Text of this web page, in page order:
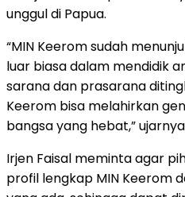
unggul di Papua.
“MIN Keerom sudah
luar biasa dalam mendidik
sarana dan prasarana
Keerom bisa melahirkan
bangsa yang hebat,”
Irjen Faisal meminta agar
profil lengkap MIN Keerom